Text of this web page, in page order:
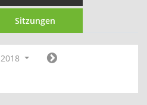
Sitzungen
2018